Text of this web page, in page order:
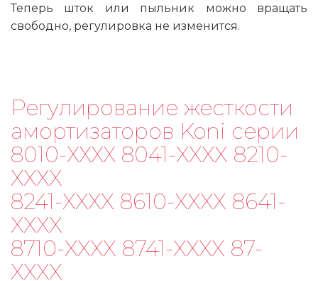
Теперь шток или пыльник можно вращать
свободно, регулировка не изменится.
Регулирование жесткости
амортизаторов Koni серии
8010-ХХХХ 8041-XXXX 8210-
XXXX
8241-XXXX 8610-XXXX 8641-
XXXX
8710-XXXX 8741-XXXX 87-
XXXX